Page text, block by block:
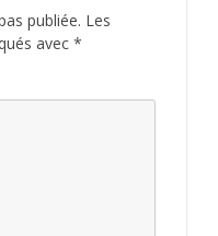
publiée. Les
avec *